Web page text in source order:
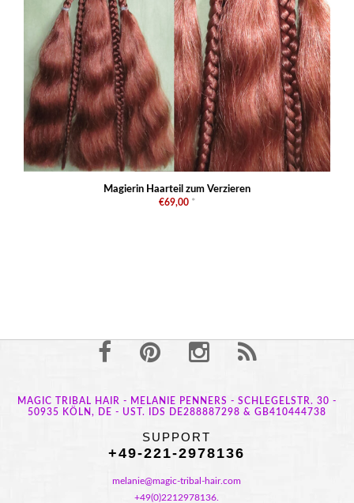
Magierin Haarteil zum Verzieren
€69,00 *
MAGIC TRIBAL HAIR - MELANIE PENNERS - SCHLEGELSTR. 30 -
50935 KÖLN, DE - UST. IDS DE288887298 & GB410444738
SUPPORT
+49-221-2978136
melanie@magic-tribal-hair.com
+49(0)2212978136.